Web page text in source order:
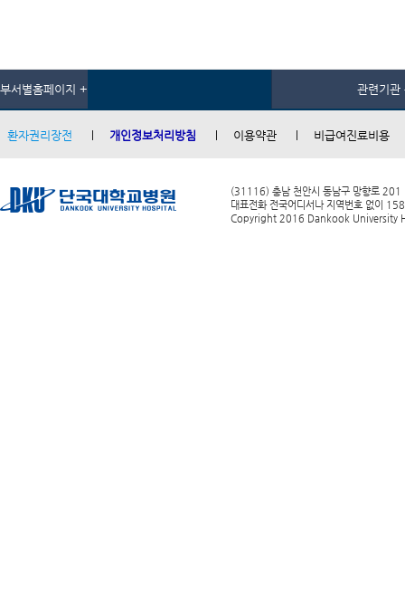
부서별홈페이지 + 관련기관
환자권리장전 개인정보처리방침 이용약관 비급여진료비용
(31116) 충남 천안시 동남구 망향로 201
대표전화 전국어디서나 지역번호 없이
Copyright 2016 Dankook University